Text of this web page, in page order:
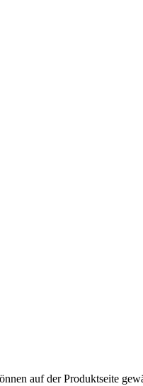
auf der Produktseite